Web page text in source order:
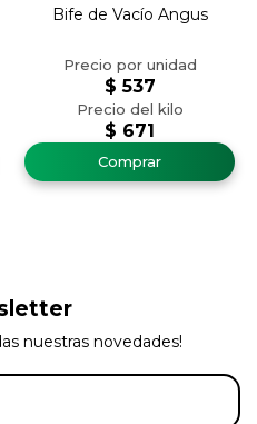
Bife de Vacío Angus
$ 671
$ 537
nuestras novedades!